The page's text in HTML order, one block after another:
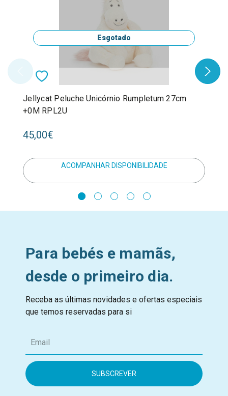
Esgotado
Jellycat Peluche Unicórnio Rumpletum 27cm
+0M RPL2U
45,00€
ACOMPANHAR DISPONIBILIDADE
Para bebés e mamãs,
desde o primeiro dia.
Receba as últimas novidades e ofertas especiais
que temos reservadas para si
m
i